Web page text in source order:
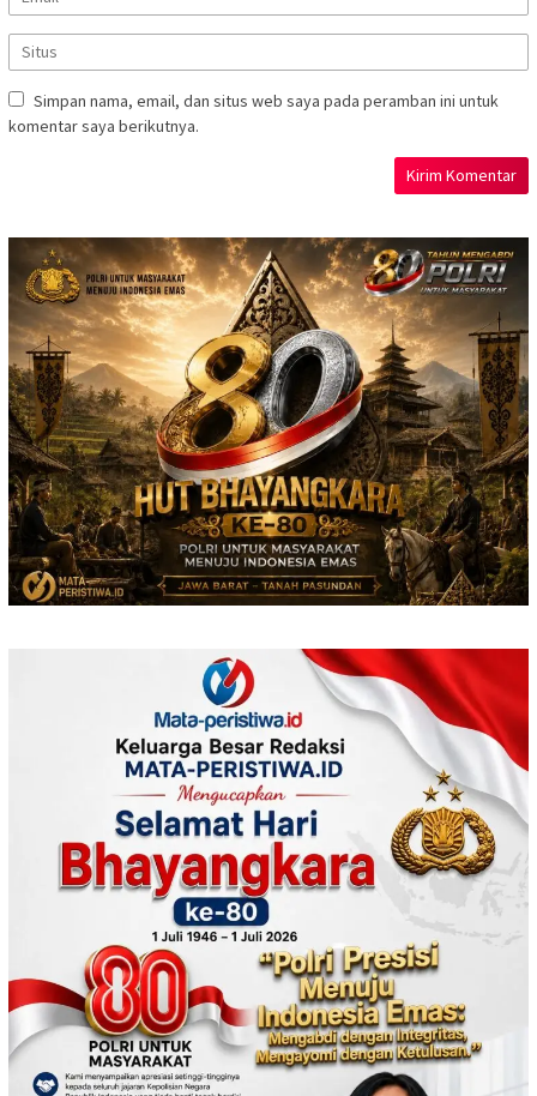
Simpan nama, email, dan situs web saya pada peramban ini untuk
komentar saya berikutnya.